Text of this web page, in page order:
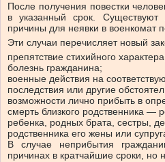
После получения повестки
в указанный срок.
причины для неявки в военкомат
Эти случаи перечисляет новый
препятствие стихийного
болезнь гражданина;
военные действия на
последствия или другие
возможности лично прибыть в
смерть близкого родственника —
ребенка, родных брата, сестры,
родственника его жены или
В случае неприбытия
причинах в кратчайшие сроки, но